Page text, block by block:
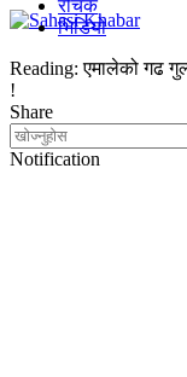
रोचक
भिडियो
Reading: एमालेको गढ
!
Share
Notification